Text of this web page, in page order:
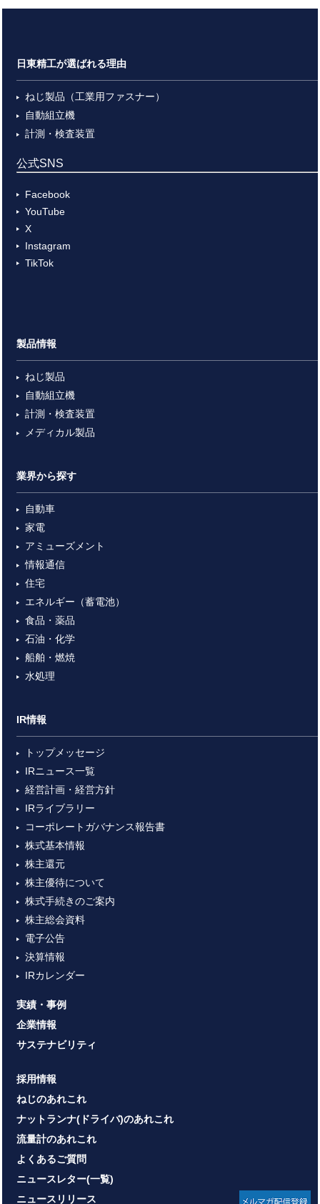
日東精工が選ばれる理由
ねじ製品（工業用ファスナー）
自動組立機
計測・検査装置
公式SNS
Facebook
YouTube
X
Instagram
TikTok
製品情報
ねじ製品
自動組立機
計測・検査装置
メディカル製品
業界から探す
自動車
家電
アミューズメント
情報通信
住宅
エネルギー（蓄電池）
食品・薬品
石油・化学
船舶・燃焼
水処理
IR情報
トップメッセージ
IRニュース一覧
経営計画・経営方針
IRライブラリー
コーポレートガバナンス報告書
株式基本情報
株主還元
株主優待について
株式手続きのご案内
株主総会資料
電子公告
決算情報
IRカレンダー
実績・事例
企業情報
サステナビリティ
採用情報
ねじのあれこれ
ナットランナ(ドライバ)のあれこれ
流量計のあれこれ
よくあるご質問
ニュースレター(一覧)
ニュースリリース